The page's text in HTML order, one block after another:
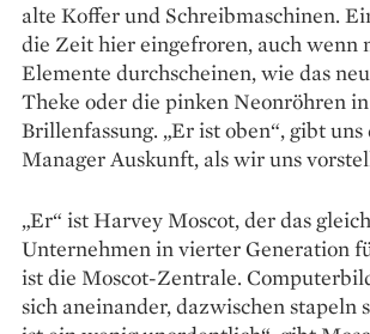
alte Koffer und Schreibmaschinen.
die Zeit hier eingefroren, auch wenn
Elemente durchscheinen, wie das
Theke oder die pinken Neonröhren
Brillenfassung. „Er ist oben“, gibt
Manager Auskunft, als wir uns
„Er“ ist Harvey Moscot, der das
Unternehmen in vierter Generation
ist die Moscot-Zentrale.
sich aneinander, dazwischen stapeln